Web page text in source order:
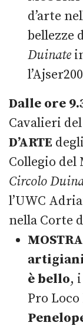
d’arte
bellezze
Duinate
Dalle ore
Cavalieri
D’ARTE
Collegio del
Circolo
l’UWC
nella Corte
è bello, i
Pro